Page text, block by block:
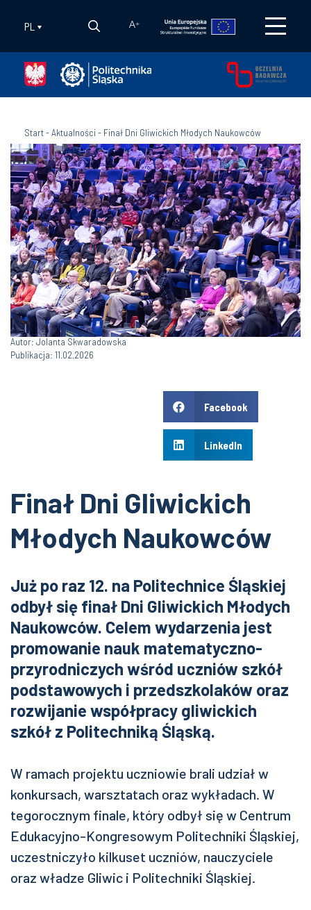
PL A+
Start-Aktualności- Finał Dni Gliwickich Młodych Naukowców
Autor: Jolanta Skwaradowska
Publikacja: 11.02.2026
Facebook
LinkedIn
Finał Dni Gliwickich
Młodych Naukowców
Już po raz 12. na Politechnice Śląskiej
odbył się finał Dni Gliwickich Młodych
Naukowców. Celem wydarzenia jest
promowanie nauk matematyczno-
przyrodniczych wśród uczniów szkół
podstawowych i przedszkolaków oraz
rozwijanie współpracy gliwickich
szkół z Politechniką Śląską.
W ramach projektu uczniowie brali udział w
konkursach, warsztatach oraz wykładach. W
tegorocznym finale, który odbył się w Centrum
Edukacyjno-Kongresowym Politechniki Śląskiej,
uczestniczyło kilkuset uczniów, nauczyciele
oraz władze Gliwic i Politechniki Śląskiej.